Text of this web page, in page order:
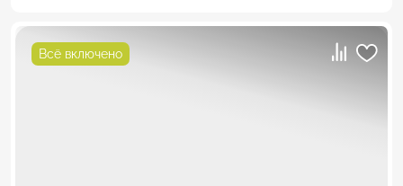
Всё включено